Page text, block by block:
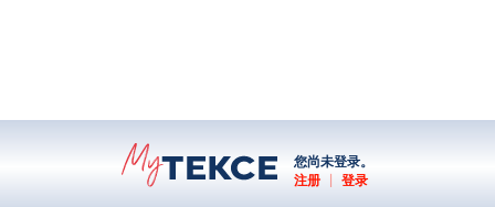
您尚未登录。
注册 | 登录